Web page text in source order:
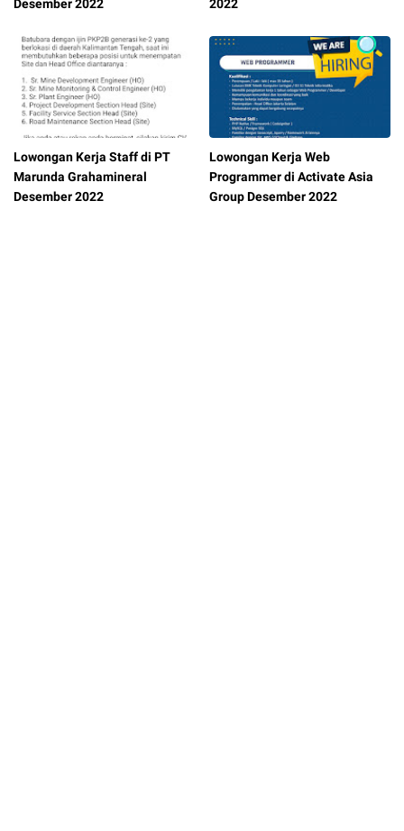
Desember 2022
2022
Lowongan Kerja Staff di PT
Marunda Grahamineral
Desember 2022
Lowongan Kerja Web
Programmer di Activate Asia
Group Desember 2022